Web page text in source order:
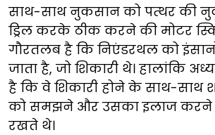
साथ-साथ नुकसान को पत्थर की
ड्रिल करके ठीक करने की मोटर
गौरतलब है कि निएंडरथल को
जाता है, जो शिकारी थे। हालांकि
है कि वे शिकारी होने के साथ-साथ
को समझने और उसका इलाज करने
रखते थे।